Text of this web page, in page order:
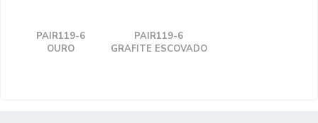
PAIR119-6
OURO
PAIR119-6
GRAFITE ESCOVADO